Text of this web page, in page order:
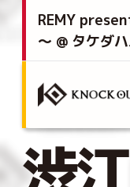
REMY
～ @ タケダ